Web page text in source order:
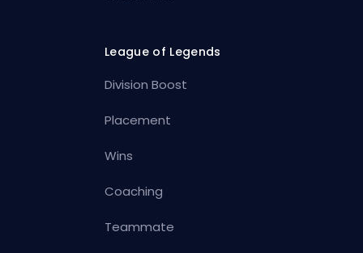
League of Legends
Division Boost
Placement
Wins
Coaching
Teammate